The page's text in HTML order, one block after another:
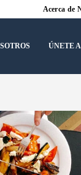
Acerca de
ÚNETE